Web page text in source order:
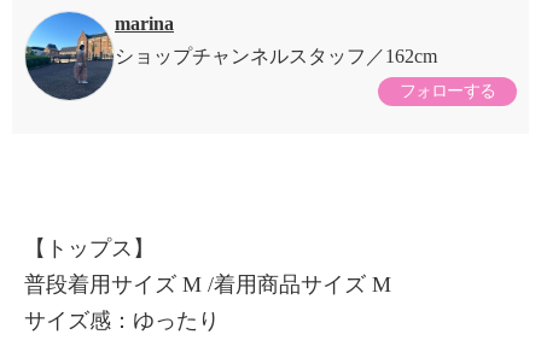
marina
ショップチャンネルスタッフ
162cm
フォローする
【トップス】
普段着用サイズ M /着用商品サイズ M
サイズ感：ゆったり